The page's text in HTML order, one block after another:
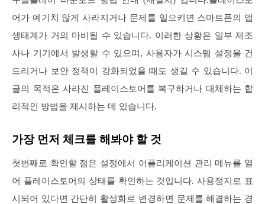
어가 예기치 않게 사라지거나 문제를 일으키면 스마트폰의 앱
생태계가 거의 마비될 수 있습니다. 이러한 상황은 일부 제조
사나 기기에서 발생할 수 있으며, 사용자가 시스템 설정을 건
드리거나 보안 정책이 강화되었을 때도 생길 수 있습니다. 이
글의 목적은 사라진 플레이스토어를 복구하거나 대체하는 합
리적인 방법을 제시하는 데 있습니다.
가장 먼저 체크를 해봐야 할 것
첫번째로 확인할 점은 설정에서 어플리케이션 관리 메뉴를 열
어 플레이스토어의 상태를 확인하는 것입니다. 사용정지로 표
시되어 있다면 간단히 활성화로 변경하면 문제를 해결하는 경